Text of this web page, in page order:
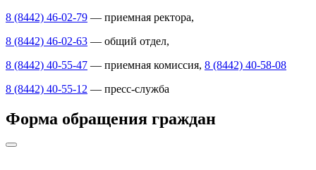
8 (8442) 46-02-79 — приемная ректора,
8 (8442) 46-02-63 — общий отдел,
8 (8442) 40-55-47 — приемная комиссия, 8 (8442) 40-58-08
8 (8442) 40-55-12 — пресс-служба
Форма обращения граждан